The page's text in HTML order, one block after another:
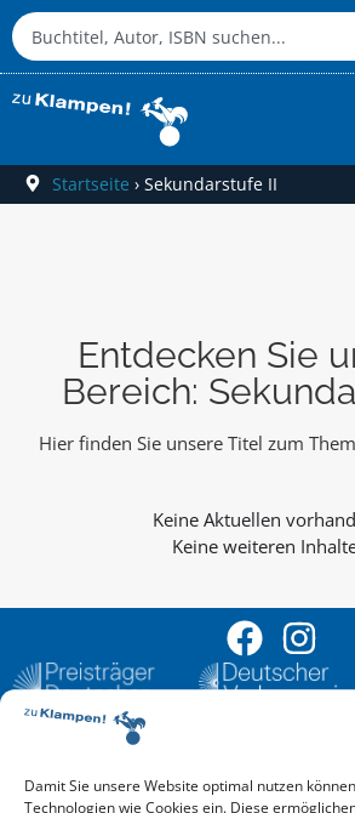
Damit Sie unsere Website optimal nutzen
Technologien wie Cookies ein. Diese
Startseite › Sekundarstufe II
Entdecken Sie
Bereich:
Hier finden Sie unsere Titel zum
Keine weiteren
Aktuelle Vorschau